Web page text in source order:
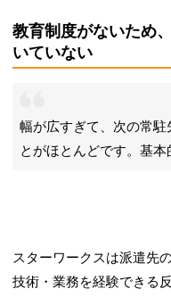
教育制度がないため
いていない
幅が広すぎて、次の常駐
とがほとんどです。基
スターワークスは派遣先
技術・業務を経験できる